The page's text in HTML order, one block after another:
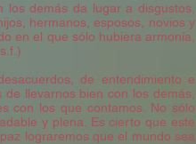
demás da lugar a disgustos,
hermanos, esposos, novios y
en el que sólo hubiera armonía,
de entendimiento e
llevarnos bien con los demás,
con los que contamos. No sólo
y plena. Es cierto que este
lograremos que el mundo sea